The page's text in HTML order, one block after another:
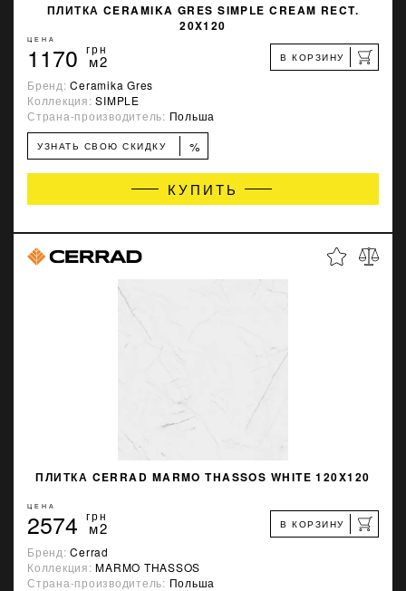
ПЛИТКА CERAMIKA GRES SIMPLE CREAM RECT.
20X120
ЦЕНА
1170 грн
м2 В КОРЗИНУ
Бренд:Ceramika Gres
Коллекция:SIMPLE
Страна-производитель: Польша
УЗНАТЬ СВОЮ СКИДКУ %
КУПИТЬ
ПЛИТКА CERRAD MARMO THASSOS WHITE 120X120
ЦЕНА
2574 грн
м2 В КОРЗИНУ
Бренд:Cerrad
Коллекция:MARMO THASSOS
Страна-производитель: Польша